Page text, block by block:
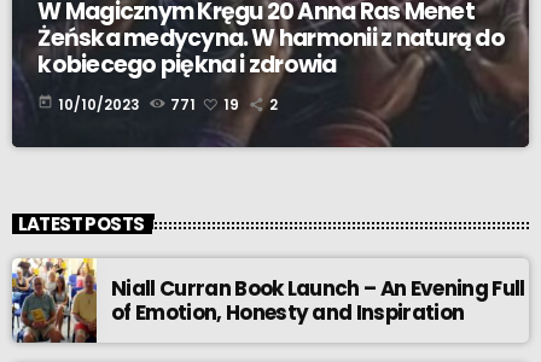
W Magicznym Kręgu 20 Anna Ras Menet
Żeńska medycyna. W harmonii z naturą do
kobiecego piękna i zdrowia
today 10/10/2023 771 19 2
LATEST POSTS
Niall Curran Book Launch – An Evening Full
of Emotion, Honesty and Inspiration